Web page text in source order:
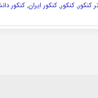
کنکور,کنکور,کنکور ایران,کنکور